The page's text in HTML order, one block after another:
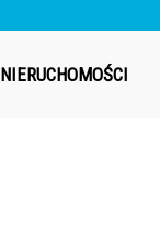
NIERUCHOMOŚCI